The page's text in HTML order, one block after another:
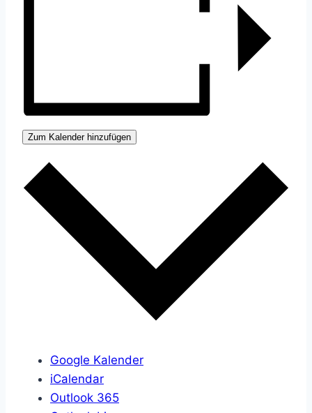
Zum Kalender hinzufügen
Google Kalender
iCalendar
Outlook 365